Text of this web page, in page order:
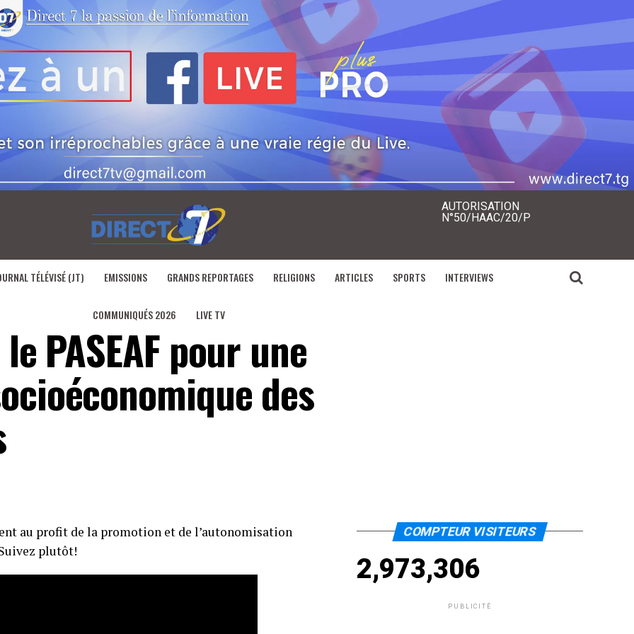
AUTORISATION
N°50/HAAC/20/P
TÉLÉVISÉ (JT) EMISSIONS GRANDS REPORTAGES RELIGIONS ARTICLES SPORTS INTERVIEWS
COMMUNIQUÉS 2026 LIVE TV
PASEAF pour une
des
au profit de la promotion et de l’autonomisation
plutôt!
COMPTEUR VISITEURS
2,973,306
PUBLICITÉ